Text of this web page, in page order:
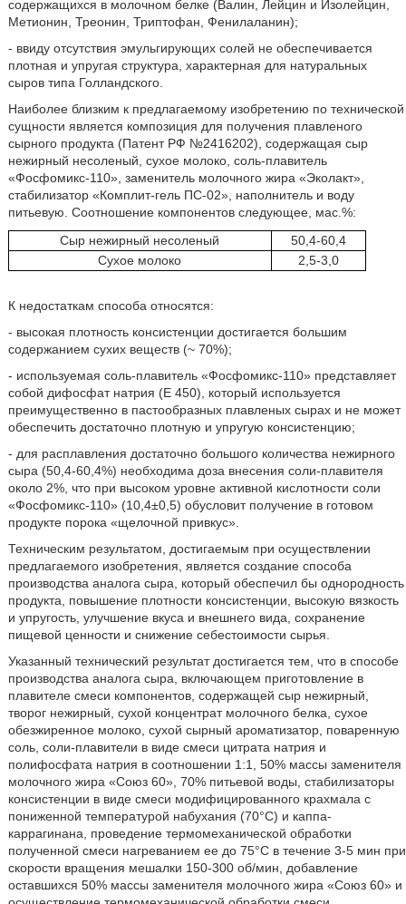
содержащихся в молочном белке (Валин, Лейцин и Изолейцин,
Метионин, Треонин, Триптофан, Фенилаланин);
- ввиду отсутствия эмульгирующих солей не обеспечивается
плотная и упругая структура, характерная для натуральных
сыров типа Голландского.
Наиболее близким к предлагаемому изобретению по технической
сущности является композиция для получения плавленого
сырного продукта (Патент РФ №2416202), содержащая сыр
нежирный несоленый, сухое молоко, соль-плавитель
«Фосфомикс-110», заменитель молочного жира «Эколакт»,
стабилизатор «Комплит-гель ПС-02», наполнитель и воду
питьевую. Соотношение компонентов следующее, мас.%:
Сыр нежирный несоленый
50,4-60,4
Сухое молоко
2,5-3,0
К недостаткам способа относятся:
- высокая плотность консистенции достигается большим
содержанием сухих веществ (~ 70%);
- используемая соль-плавитель «Фосфомикс-110» представляет
собой дифосфат натрия (Е 450), который используется
преимущественно в пастообразных плавленых сырах и не может
обеспечить достаточно плотную и упругую консистенцию;
- для расплавления достаточно большого количества нежирного
сыра (50,4-60,4%) необходима доза внесения соли-плавителя
около 2%, что при высоком уровне активной кислотности соли
«Фосфомикс-110» (10,4±0,5) обусловит получение в готовом
продукте порока «щелочной привкус».
Техническим результатом, достигаемым при осуществлении
предлагаемого изобретения, является создание способа
производства аналога сыра, который обеспечил бы однородность
продукта, повышение плотности консистенции, высокую вязкость
и упругость, улучшение вкуса и внешнего вида, сохранение
пищевой ценности и снижение себестоимости сырья.
Указанный технический результат достигается тем, что в способе
производства аналога сыра, включающем приготовление в
плавителе смеси компонентов, содержащей сыр нежирный,
творог нежирный, сухой концентрат молочного белка, сухое
обезжиренное молоко, сухой сырный ароматизатор, поваренную
соль, соли-плавители в виде смеси цитрата натрия и
полифосфата натрия в соотношении 1:1, 50% массы заменителя
молочного жира «Союз 60», 70% питьевой воды, стабилизаторы
консистенции в виде смеси модифицированного крахмала с
пониженной температурой набухания (70°С) и каппа-
каррагинана, проведение термомеханической обработки
полученной смеси нагреванием ее до 75°С в течение 3-5 мин при
скорости вращения мешалки 150-300 об/мин, добавление
оставшихся 50% массы заменителя молочного жира «Союз 60» и